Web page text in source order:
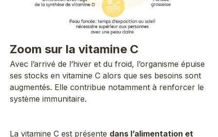
Zoom sur la vitamine C
Avec l’arrivé de l’hiver et du froid, l’organisme épuise
ses stocks en vitamine C alors que ses besoins sont
augmentés. Elle contribue notamment à renforcer le
système immunitaire.
La vitamine C est présente dans l’alimentation et